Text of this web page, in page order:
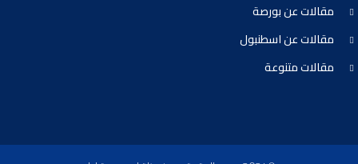
مقالات عن بورصة
مقالات عن اسطنبول
مقالات متنوعة